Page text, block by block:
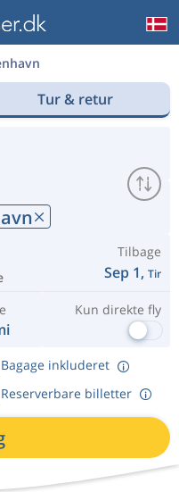
Tur & retur
Tilbage
Sep 1, Tir
Kun direkte fly
Bagage inkluderet
Reserverbare billetter